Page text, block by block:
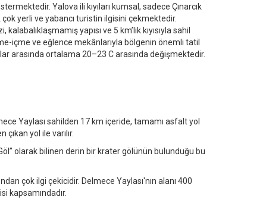
Yalova ili kıyıları kumsal, sadece Çınarcık
çok yerli ve yabancı turistin ilgisini çekmektedir.
yapısı ve 5 km’lik kıyısıyla sahil
içme ve eğlence mekânlarıyla bölgenin önemli tatil
arasında ortalama 20–23 C arasında değişmektedir.
Yaylası sahilden 17 km içeride, tamamı asfalt yol
yol ile varılır.
olarak bilinen derin bir krater gölünün bulunduğu bu
çok ilgi çekicidir. Delmece Yaylası'nın alanı 400
kapsamındadır.